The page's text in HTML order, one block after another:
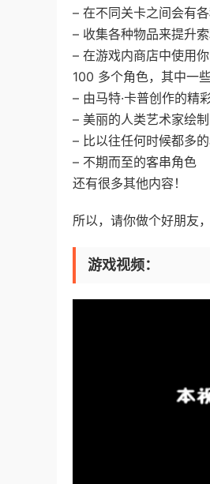
– 在不同关卡之间会有
– 收集各种物品来提升
– 在游戏内商店中使用
100 多个角色，其中一
– 由马特·卡普创作的精
– 美丽的人类艺术家绘
– 比以往任何时候都多
– 不期而至的客串角色
还有很多其他内容！
所以，请你做个好朋友
游戏视频：